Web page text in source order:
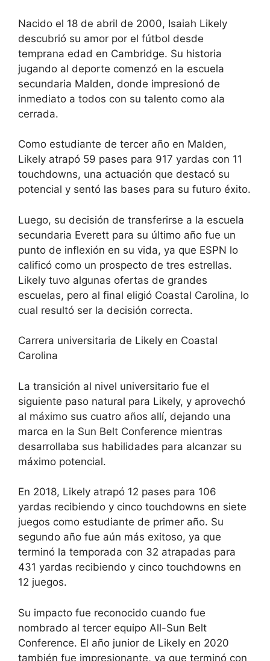
Nacido el 18 de abril de 2000, Isaiah Likely
descubrió su amor por el fútbol desde
temprana edad en Cambridge. Su historia
jugando al deporte comenzó en la escuela
secundaria Malden, donde impresionó de
inmediato a todos con su talento como ala
cerrada.
Como estudiante de tercer año en Malden,
Likely atrapó 59 pases para 917 yardas con 11
touchdowns, una actuación que destacó su
potencial y sentó las bases para su futuro éxito.
Luego, su decisión de transferirse a la escuela
secundaria Everett para su último año fue un
punto de inflexión en su vida, ya que ESPN lo
calificó como un prospecto de tres estrellas.
Likely tuvo algunas ofertas de grandes
escuelas, pero al final eligió Coastal Carolina, lo
cual resultó ser la decisión correcta.
Carrera universitaria de Likely en Coastal
Carolina
La transición al nivel universitario fue el
siguiente paso natural para Likely, y aprovechó
al máximo sus cuatro años allí, dejando una
marca en la Sun Belt Conference mientras
desarrollaba sus habilidades para alcanzar su
máximo potencial.
En 2018, Likely atrapó 12 pases para 106
yardas recibiendo y cinco touchdowns en siete
juegos como estudiante de primer año. Su
segundo año fue aún más exitoso, ya que
terminó la temporada con 32 atrapadas para
431 yardas recibiendo y cinco touchdowns en
12 juegos.
Su impacto fue reconocido cuando fue
nombrado al tercer equipo All-Sun Belt
Conference. El año junior de Likely en 2020
también fue impresionante, ya que terminó con